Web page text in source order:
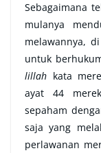
Sebagaimana
mulanya
melawannya,
untuk
lillah kata
ayat 44
sepaham
saja yang
perlawanan